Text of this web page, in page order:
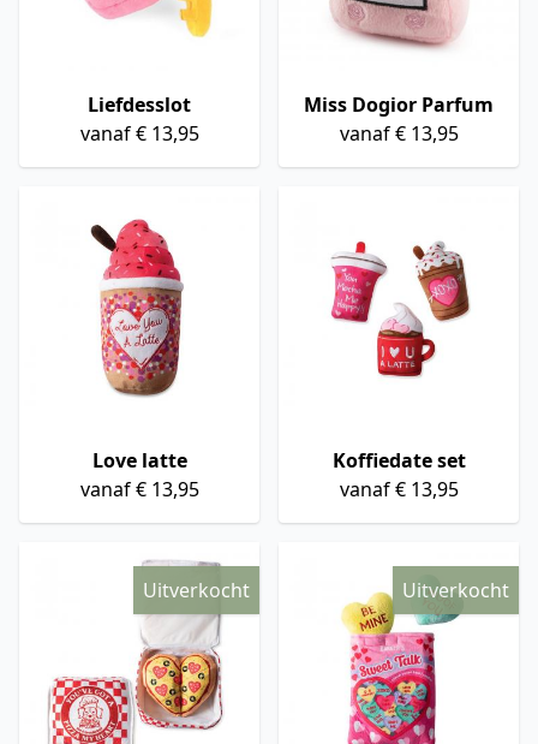
Liefdesslot
vanaf € 13,95
Miss Dogior Parfum
vanaf € 13,95
Love latte
vanaf € 13,95
Koffiedate set
vanaf € 13,95
Uitverkocht Uitverkocht